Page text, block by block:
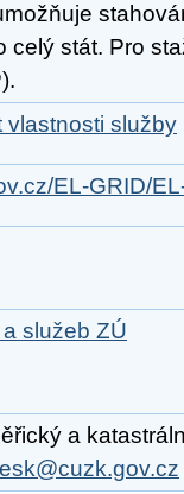
celý stát. Pro
vlastnosti služby
EL-GRID/
služeb ZÚ
a